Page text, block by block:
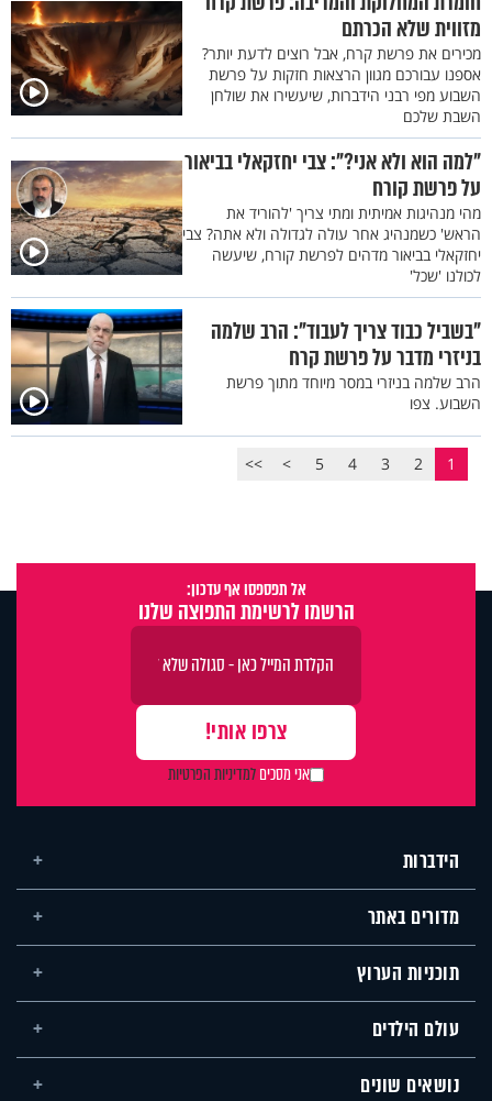
מזווית שלא הכרתם
מכירים את פרשת קרח, אבל רוצים לדעת יותר?
אספנו עבורכם מגוון הרצאות חזקות על פרשת
השבוע מפי רבני הידברות, שיעשירו את שולחן
השבת שלכם
"למה הוא ולא אני?": צבי יחזקאלי בביאור
על פרשת קורח
מהי מנהיגות אמיתית ומתי צריך 'להוריד את
הראש' כשמנהיג אחר עולה לגדולה ולא אתה? צבי
יחזקאלי בביאור מדהים לפרשת קורח, שיעשה
לכולנו 'שכל'
"בשביל כבוד צריך לעבוד": הרב שלמה
בניזרי מדבר על פרשת קרח
הרב שלמה בניזרי במסר מיוחד מתוך פרשת
השבוע. צפו
1
2
3
4
5
>
>>
אל תפספסו אף עדכון:
הרשמו לרשימת התפוצה שלנו
אני מסכיםלמדיניות הפרטיות
הידברות
מדורים באתר
תוכניות הערוץ
עולם הילדים
נושאים שונים